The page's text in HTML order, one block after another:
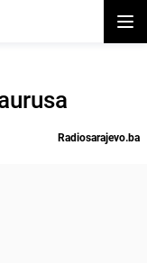
Radiosarajevo.ba